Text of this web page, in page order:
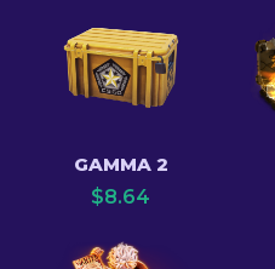
GAMMA 2
$8.64